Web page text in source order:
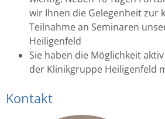
wir Ihnen die Gelegenheit zur
Teilnahme an Seminaren
Heiligenfeld
Sie haben die Möglichkeit
der Klinikgruppe Heiligenfeld
Kontakt